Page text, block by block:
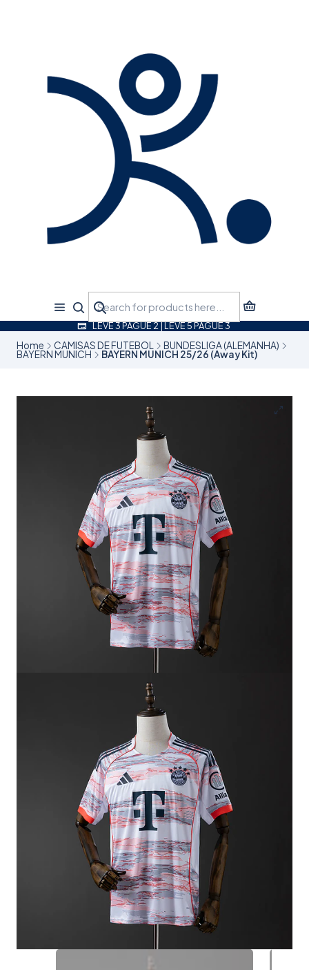
LEVE 3 PAGUE 2 | LEVE 5 PAGUE 3
Home CAMISAS DE FUTEBOL BUNDESLIGA (ALEMANHA)
BAYERN MUNICH BAYERN MUNICH 25/26 (Away Kit)